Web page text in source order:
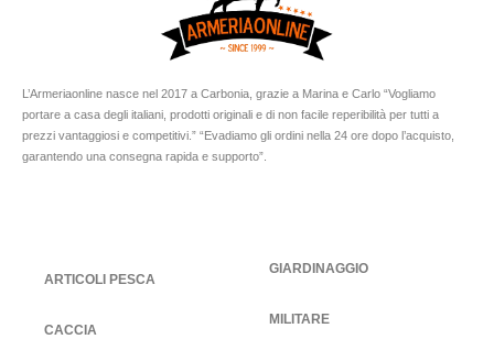
L’Armeriaonline nasce nel 2017 a Carbonia, grazie a Marina e Carlo “Vogliamo
portare a casa degli italiani, prodotti originali e di non facile reperibilità per tutti a
prezzi vantaggiosi e competitivi.” “Evadiamo gli ordini nella 24 ore dopo l’acquisto,
garantendo una consegna rapida e supporto”.
ARTICOLI PESCA
CACCIA
GIARDINAGGIO
MILITARE